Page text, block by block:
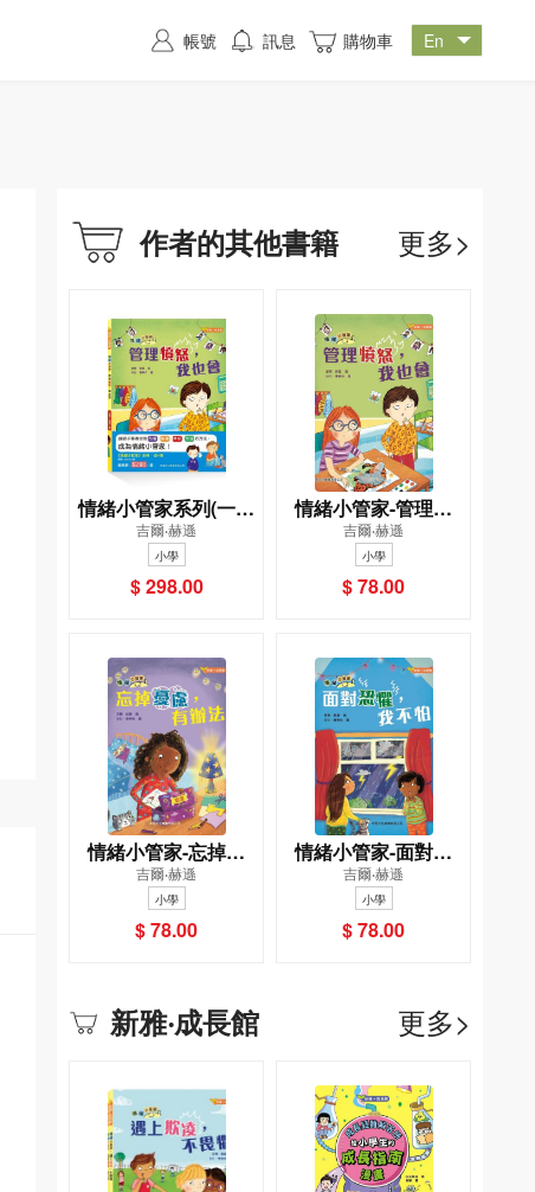
作者的其他書籍 更多>
情緒小管家系列(一套
4冊)[新雅‧成長館]
吉爾‧赫遜
小學
$ 298.00
情緒小管家-管理憤
怒，我也會[新雅‧成長
館]
吉爾‧赫遜
小學
$ 78.00
情緒小管家-忘掉憂
慮，有辦法[新雅‧成長
館]
吉爾‧赫遜
小學
$ 78.00
情緒小管家-面對恐
懼，我不怕[新雅‧成長
館]
吉爾‧赫遜
小學
$ 78.00
新雅‧成長館 更多>
帳號 訊息 購物車